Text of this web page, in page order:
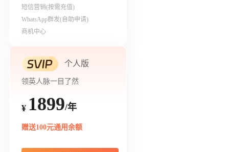
短信营销(按需充值)
WhatsApp群发(自助申请)
商机中心
个人版
领英人脉一目了然
¥ 1899/年
赠送100元通用余额